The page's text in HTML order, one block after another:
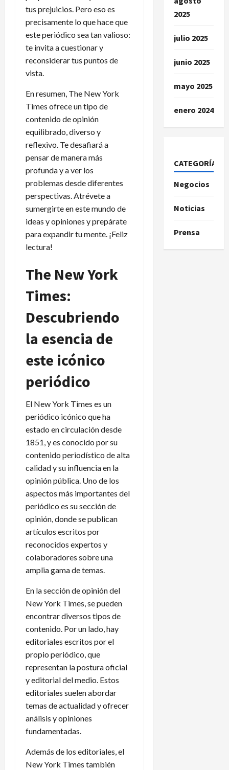
tus prejuicios. Pero eso es
precisamente lo que hace que
este periódico sea tan valioso:
te invita a cuestionar y
reconsiderar tus puntos de
vista.
En resumen, The New York
Times ofrece un tipo de
contenido de opinión
equilibrado, diverso y
reflexivo. Te desafiará a
pensar de manera más
profunda y a ver los
problemas desde diferentes
perspectivas. Atrévete a
sumergirte en este mundo de
ideas y opiniones y prepárate
para expandir tu mente. ¡Feliz
lectura!
The New York
Times:
Descubriendo
la esencia de
este icónico
periódico
El New York Times es un
periódico icónico que ha
estado en circulación desde
1851, y es conocido por su
contenido periodístico de alta
calidad y su influencia en la
opinión pública. Uno de los
aspectos más importantes del
periódico es su sección de
opinión, donde se publican
artículos escritos por
reconocidos expertos y
colaboradores sobre una
amplia gama de temas.
En la sección de opinión del
New York Times, se pueden
encontrar diversos tipos de
contenido. Por un lado, hay
editoriales escritos por el
propio periódico, que
representan la postura oficial
y editorial del medio. Estos
editoriales suelen abordar
temas de actualidad y ofrecer
análisis y opiniones
fundamentadas.
Además de los editoriales, el
New York Times también
2025
julio 2025
junio 2025
mayo 2025
enero 2024
CATEGORÍAS
Negocios
Noticias
Prensa